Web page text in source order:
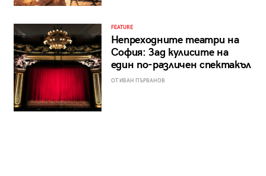
FEATURE
Непреходните театри на
София: Зад кулисите на
един по-различен спектакъл
ОТ ИВАН ПЪРВАНОВ